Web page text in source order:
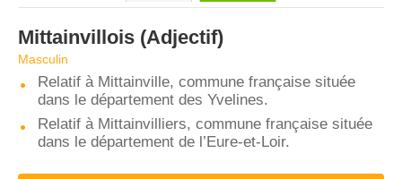
Mittainvillois (Adjectif)
Masculin
Relatif à Mittainville, commune française située
dans le département des Yvelines.
Relatif à Mittainvilliers, commune française située
dans le département de l’Eure-et-Loir.